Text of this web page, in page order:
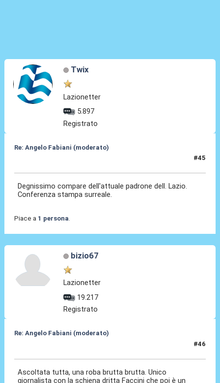
Twix
Lazionetter
5.897
Registrato
Re: Angelo Fabiani (moderato)
#45
Degnissimo compare dell'attuale padrone dell. Lazio.
Conferenza stampa surreale.
Piace a 1 persona.
bizio67
Lazionetter
19.217
Registrato
Re: Angelo Fabiani (moderato)
#46
Ascoltata tutta, una roba brutta brutta. Unico
giornalista con la schiena dritta Faccini che poi è un